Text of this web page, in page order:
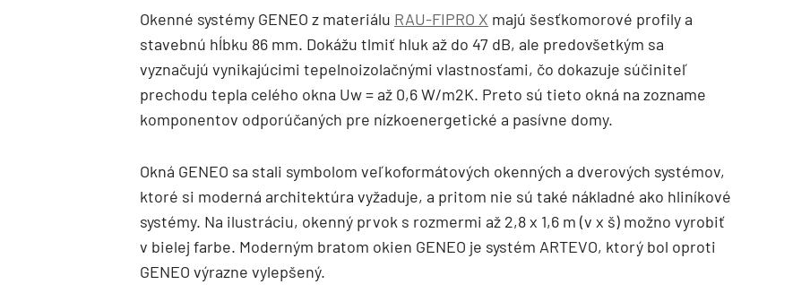
Okenné systémy GENEO z materiálu RAU-FIPRO X majú šesťkomorové profily a
stavebnú hĺbku 86 mm. Dokážu tlmiť hluk až do 47 dB, ale predovšetkým sa
vyznačujú vynikajúcimi tepelnoizolačnými vlastnosťami, čo dokazuje súčiniteľ
prechodu tepla celého okna Uw = až 0,6 W/m2K. Preto sú tieto okná na zozname
komponentov odporúčaných pre nízkoenergetické a pasívne domy.
Okná GENEO sa stali symbolom veľkoformátových okenných a dverových systémov,
ktoré si moderná architektúra vyžaduje, a pritom nie sú také nákladné ako hliníkové
systémy. Na ilustráciu, okenný prvok s rozmermi až 2,8 x 1,6 m (v x š) možno vyrobiť
v bielej farbe. Moderným bratom okien GENEO je systém ARTEVO, ktorý bol oproti
GENEO výrazne vylepšený.